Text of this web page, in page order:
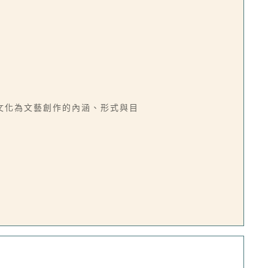
為文藝創作的內涵、形式與目